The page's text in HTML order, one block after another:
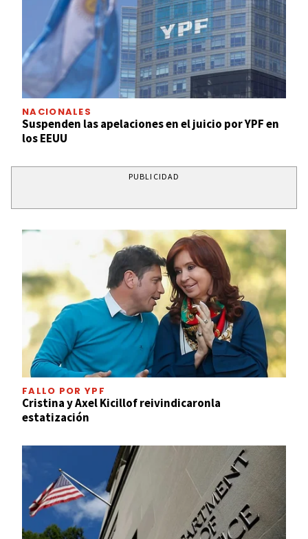
NACIONALES
Suspenden las apelaciones en el juicio por YPF en
los EEUU
PUBLICIDAD
FALLO POR YPF
Cristina y Axel Kicillof reivindicaronla
estatización